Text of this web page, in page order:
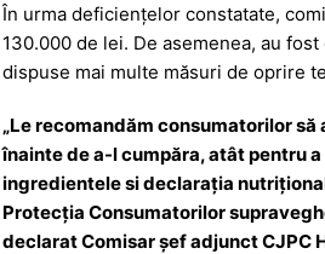
În urma deficiențelor constatate,
130.000 de lei. De asemenea, au
dispuse mai multe măsuri de oprire
„Le recomandăm consumatorilor
înainte de a-l cumpăra, atât pentru
ingredientele si declarația
Protecţia Consumatorilor
declarat Comisar șef adjunct CJPC